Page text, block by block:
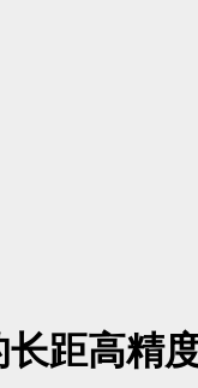
距高精